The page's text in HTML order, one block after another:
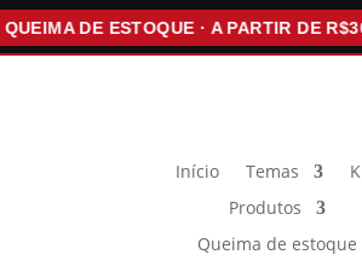
DE ESTOQUE · A PARTIR DE R$30
Início Temas
Produtos
Queima de estoque